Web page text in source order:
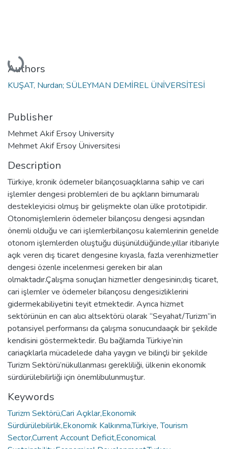
Loading...
Authors
KUŞAT, Nurdan; SÜLEYMAN DEMİREL ÜNİVERSİTESİ
Publisher
Mehmet Akif Ersoy University
Mehmet Akif Ersoy Üniversitesi
Description
Türkiye, kronik ödemeler bilançosuaçıklarına sahip ve cari
işlemler dengesi problemleri de bu açıkların birnumaralı
destekleyicisi olmuş bir gelişmekte olan ülke prototipidir.
Otonomişlemlerin ödemeler bilançosu dengesi açısından
önemli olduğu ve cari işlemlerbilançosu kalemlerinin genelde
otonom işlemlerden oluştuğu düşünüldüğünde,yıllar itibariyle
açık veren dış ticaret dengesine kıyasla, fazla verenhizmetler
dengesi özenle incelenmesi gereken bir alan
olmaktadır.Çalışma sonuçları hizmetler dengesinin;dış ticaret,
cari işlemler ve ödemeler bilançosu dengesizliklerini
gidermekabiliyetini teyit etmektedir. Ayrıca hizmet
sektörünün en can alıcı altsektörü olarak “Seyahat/Turizm”in
potansiyel performansı da çalışma sonucundaaçık bir şekilde
kendisini göstermektedir. Bu bağlamda Türkiye’nin
cariaçıklarla mücadelede daha yaygın ve bilinçli bir şekilde
Turizm Sektörü’nükullanması gerekliliği, ülkenin ekonomik
sürdürülebilirliği için önemlibulunmuştur.
Keywords
Turizm Sektörü,Cari Açıklar,Ekonomik
Sürdürülebilirlik,Ekonomik Kalkınma,Türkiye,Tourism
Sector,Current Account Deficit,Economical